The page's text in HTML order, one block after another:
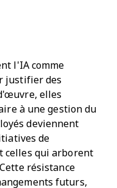
l'IA comme
justifier des
elles
à une gestion du
deviennent
de
celles qui arborent
résistance
futurs,